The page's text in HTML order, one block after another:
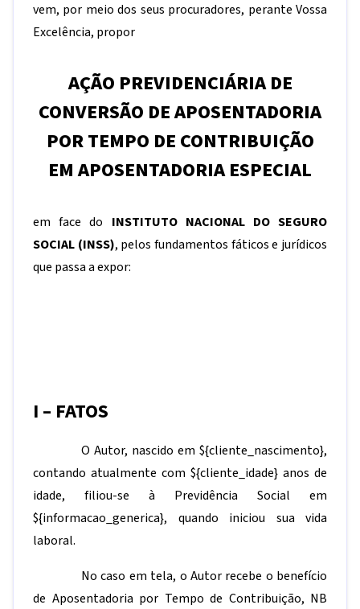
vem, por meio dos seus procuradores, perante Vossa
Excelência, propor
AÇÃO PREVIDENCIÁRIA DE
CONVERSÃO DE APOSENTADORIA
POR TEMPO DE CONTRIBUIÇÃO
EM APOSENTADORIA ESPECIAL
em face do INSTITUTO NACIONAL DO SEGURO
SOCIAL (INSS), pelos fundamentos fáticos e jurídicos
que passa a expor:
I – FATOS
O Autor, nascido em ${cliente_nascimento},
contando atualmente com ${cliente_idade} anos de
idade, filiou-se à Previdência Social em
${informacao_generica}, quando iniciou sua vida
laboral.
No caso em tela, o Autor recebe o benefício
de Aposentadoria por Tempo de Contribuição, NB